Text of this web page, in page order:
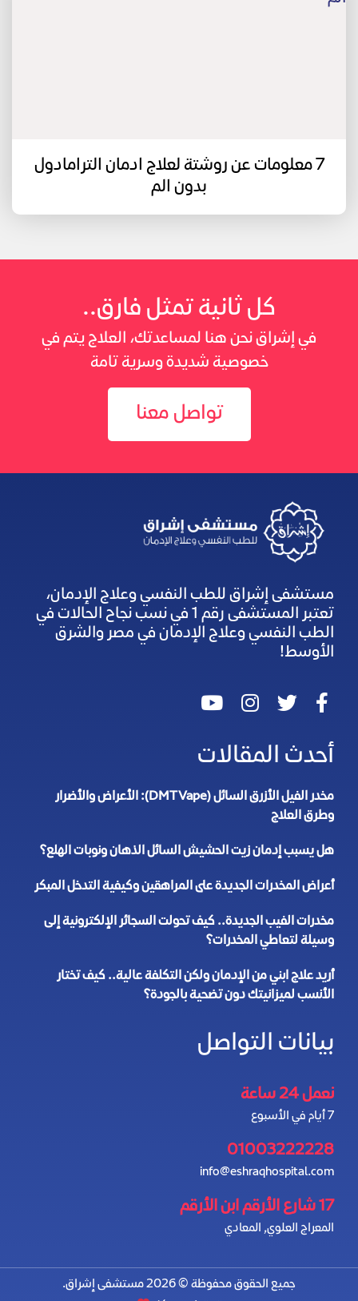
7 معلومات عن روشتة لعلاج ادمان الترامادول
بدون الم
كل ثانية تمثل فارق..
في إشراق نحن هنا لمساعدتك، العلاج يتم في
خصوصية شديدة وسرية تامة
تواصل معنا
مستشفى إشراق للطب النفسي وعلاج الإدمان،
تعتبر المستشفى رقم 1 في نسب نجاح الحالات في
الطب النفسي وعلاج الإدمان في مصر والشرق
الأوسط!
أحدث المقالات
مخدر الفيل الأزرق السائل (DMT Vape): الأعراض والأضرار
وطرق العلاج
هل يسبب إدمان زيت الحشيش السائل الذهان ونوبات الهلع؟
أعراض المخدرات الجديدة على المراهقين وكيفية التدخل المبكر
مخدرات الفيب الجديدة.. كيف تحولت السجائر الإلكترونية إلى
وسيلة لتعاطي المخدرات؟
أريد علاج ابني من الإدمان ولكن التكلفة عالية.. كيف تختار
الأنسب لميزانيتك دون تضحية بالجودة؟
بيانات التواصل
نعمل 24 ساعة
7 أيام في الأسبوع
01003222228
info@eshraqhospital.com
17 شارع الأرقم ابن الأرقم
المعراج العلوي, المعادي
جميع الحقوق محفوظة © 2026 مستشفى إشراق.